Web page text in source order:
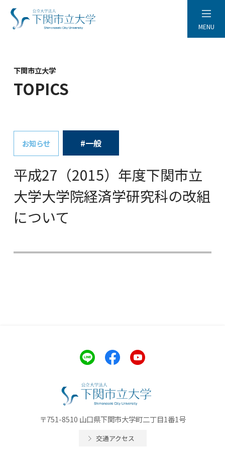
MENU
下関市立大学
TOPICS
お知らせ #一般
平成27（2015）年度下関市立
大学大学院経済学研究科の改組
について
〒751-8510 山口県下関市大学町二丁目1番1号
交通アクセス